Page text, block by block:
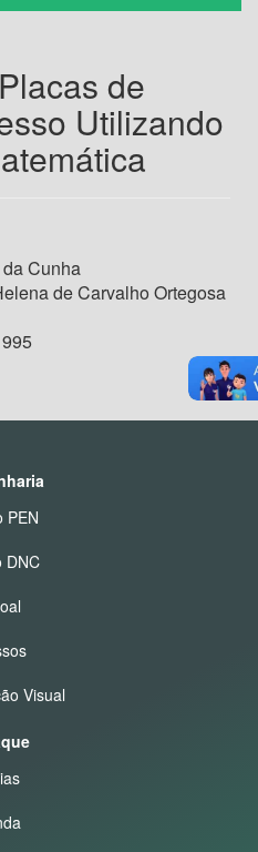
de
Utilizando
Cunha
de Carvalho Ortegosa
PEN
DNC
Visual